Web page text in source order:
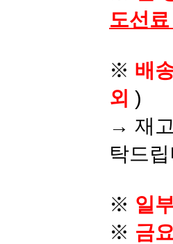
도선
※ 배
외 )
→ 재
탁드
※ 일
※ 금